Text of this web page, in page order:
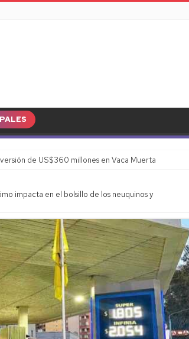
de US$360 millones en Vaca Muerta
impacta en el bolsillo de los neuquinos y